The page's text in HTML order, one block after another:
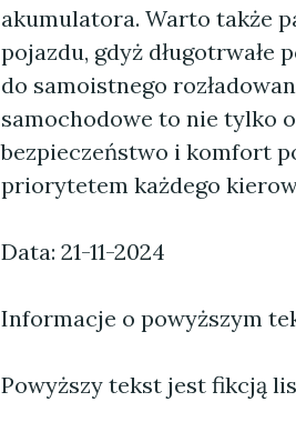
akumulatora. Warto także
pojazdu, gdyż długotrwałe
do samoistnego
samochodowe to nie tylko
bezpieczeństwo i komfort
priorytetem każdego
Data: 21-11-2024
Informacje o powyższym
Powyższy tekst jest fikcją